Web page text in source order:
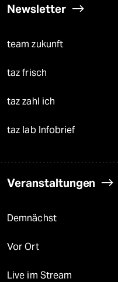
Newsletter
team zukunft
taz frisch
taz zahl ich
taz lab Infobrief
Veranstaltungen
Demnächst
Vor Ort
Live im Stream